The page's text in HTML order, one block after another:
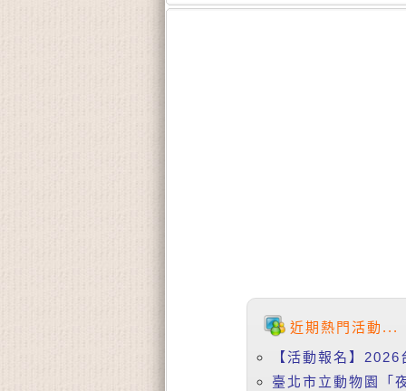
近期熱門活動...
【活動報名】
臺北市立動物園「